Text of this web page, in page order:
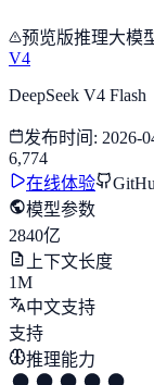
预览版推理大模
V4
DeepSeek V4 Flash
发布时间 : 2026-
6,774
在线体验
模型参数
2840亿
上下文长度
1M
中文支持
支持
推理能力